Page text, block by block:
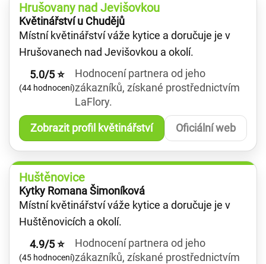
Hrušovany nad Jevišovkou
Květinářství u Chudějů
Místní květinářství váže kytice a doručuje je v
Hrušovanech nad Jevišovkou a okolí.
5.0/5 ⭐
(44 hodnocení)
Hodnocení partnera od jeho
zákazníků, získané prostřednictvím
LaFlory.
Zobrazit profil květinářství Oficiální web
Huštěnovice
Kytky Romana Šimoníková
Místní květinářství váže kytice a doručuje je v
Huštěnovicích a okolí.
4.9/5 ⭐
(45 hodnocení)
Hodnocení partnera od jeho
zákazníků, získané prostřednictvím